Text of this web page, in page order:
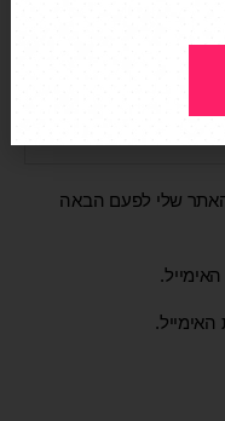
שלי לפעם הבאה